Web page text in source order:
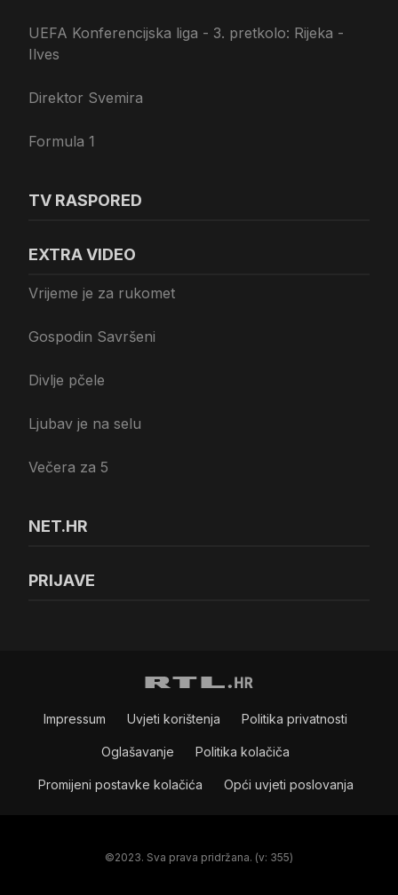
UEFA Konferencijska liga - 3. pretkolo: Rijeka -
Ilves
Direktor Svemira
Formula 1
TV RASPORED
EXTRA VIDEO
Vrijeme je za rukomet
Gospodin Savršeni
Divlje pčele
Ljubav je na selu
Večera za 5
NET.HR
PRIJAVE
Impressum Uvjeti korištenja Politika privatnosti
Oglašavanje Politika kolačiča
Promijeni postavke kolačića Opći uvjeti poslovanja
©2023. Sva prava pridržana. (v: 355)